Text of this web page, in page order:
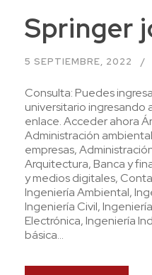
Springer
5 SEPTIEMBRE, 2022
Consulta: Puedes
universitario ingresando
enlace. Acceder ahora
Administración
empresas,
Arquitectura, Banca y
y medios digitales,
Ingeniería Ambiental,
Ingeniería Civil,
Electrónica, Ingeniería
básica...